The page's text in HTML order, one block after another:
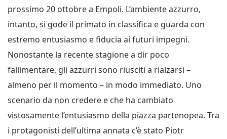
prossimo 20 ottobre a Empoli. L’ambiente azzurro,
intanto, si gode il primato in classifica e guarda con
estremo entusiasmo e fiducia ai futuri impegni.
Nonostante la recente stagione a dir poco
fallimentare, gli azzurri sono riusciti a rialzarsi –
almeno per il momento – in modo immediato. Uno
scenario da non credere e che ha cambiato
vistosamente l’entusiasmo della piazza partenopea. Tra
i protagonisti dell’ultima annata c’è stato Piotr